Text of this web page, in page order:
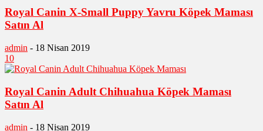
Royal Canin X-Small Puppy Yavru Köpek Maması
Satın Al
admin - 18 Nisan 2019
10
Royal Canin Adult Chihuahua Köpek Maması
Satın Al
admin - 18 Nisan 2019